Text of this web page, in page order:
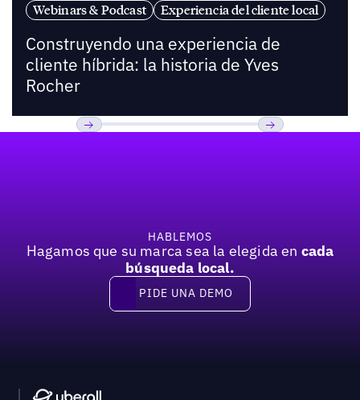
Webinars & Podcast Experiencia del cliente local
Construyendo una experiencia de
cliente híbrida: la historia de Yves
Rocher
HABLEMOS
Hagamos que su marca sea la elegida en cada
búsqueda local.
Pide una demo
PIDE UNA DEMO